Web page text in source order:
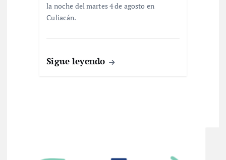
la noche del martes 4 de agosto en
Culiacán.
Sigue leyendo